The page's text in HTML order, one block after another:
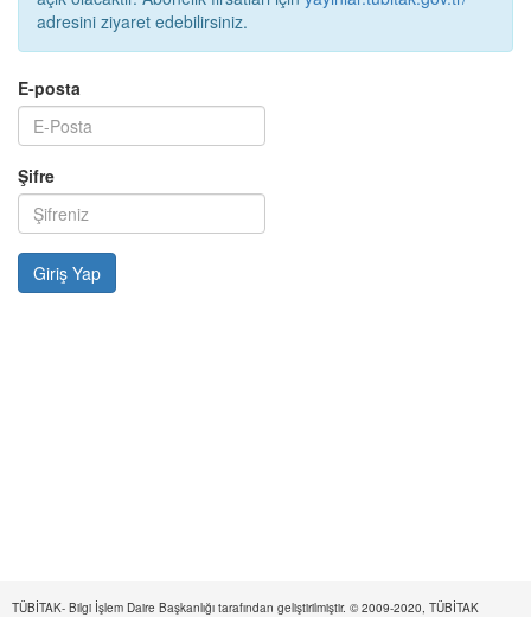
adresini ziyaret edebilirsiniz.
E-posta
Şifre
TÜBİTAK- Bilgi İşlem Daire Başkanlığı tarafından geliştirilmiştir. © 2009-2020, TÜBİTAK